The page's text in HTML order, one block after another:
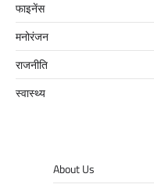
फाइनेंस
मनोरंजन
राजनीति
स्वास्थ्य
About Us